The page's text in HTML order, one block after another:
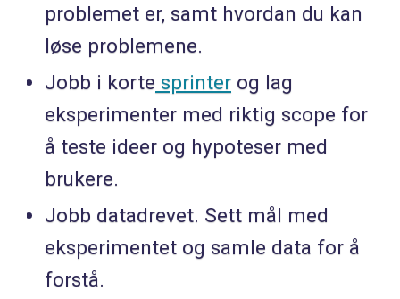
problemet er, samt hvordan du kan
løse problemene.
Jobb i korte sprinter og lag
eksperimenter med riktig scope for
å teste ideer og hypoteser med
brukere.
Jobb datadrevet. Sett mål med
eksperimentet og samle data for å
forstå.